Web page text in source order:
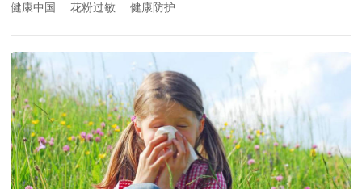
健康中国
花粉过敏 健康防护